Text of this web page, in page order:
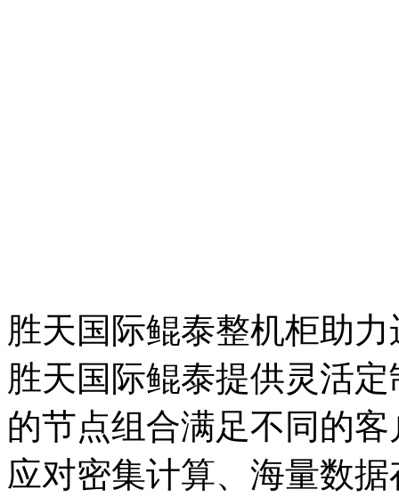
胜天国际鲲泰整机柜助
胜天国际鲲泰提供灵活定
的节点组合满足不同的客
应对密集计算、海量数